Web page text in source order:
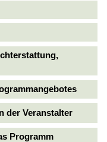
der Veranstalter
Programm